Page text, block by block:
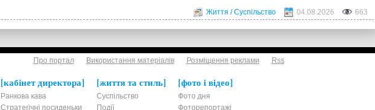
Життя / Суспільство 04.08.2026 663
Про портал Використання матеріалів Розміщення реклами Rss
кабінет директора
Ранкова кава
Стратегічні посиденьки
життя та стиль
Суспільство
Події
фото і відео
Фото дня
Фоторепортажі